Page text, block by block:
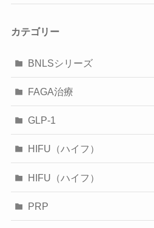
カテゴリー
BNLSシリーズ
FAGA治療
GLP-1
HIFU（ハイフ）
HIFU（ハイフ）
PRP